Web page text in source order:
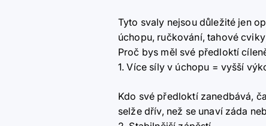
Tyto svaly nejsou důležité jen
úchopu, ručkování, tahové
Proč bys měl své předloktí
1. Více síly v úchopu = vyšší
Kdo své předloktí zanedbává,
selže dřív, než se unaví záda